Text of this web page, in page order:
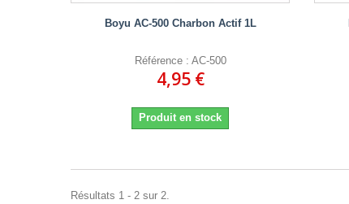
Boyu AC-500 Charbon Actif 1L
Référence : AC-500
4,95 €
Produit en stock
Résultats 1 - 2 sur 2.